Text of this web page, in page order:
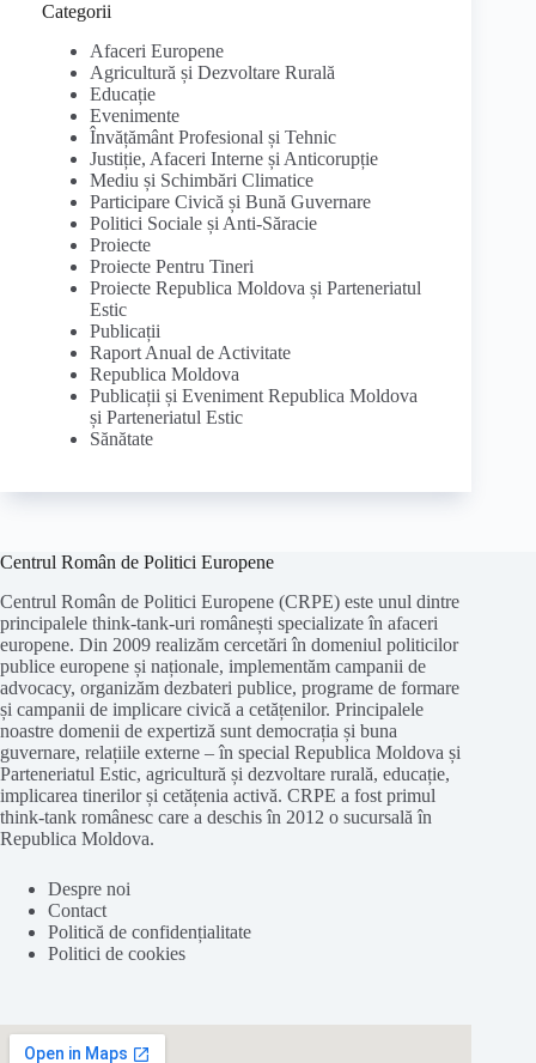
Categorii
Afaceri Europene
Agricultură și Dezvoltare Rurală
Educație
Evenimente
Învățământ Profesional și Tehnic
Justiție, Afaceri Interne și Anticorupție
Mediu și Schimbări Climatice
Participare Civică și Bună Guvernare
Politici Sociale și Anti-Săracie
Proiecte
Proiecte Pentru Tineri
Proiecte Republica Moldova și Parteneriatul
Estic
Publicații
Raport Anual de Activitate
Republica Moldova
Publicații și Eveniment Republica Moldova
și Parteneriatul Estic
Sănătate
Centrul Român de Politici Europene
Centrul Român de Politici Europene (CRPE) este unul dintre
principalele think-tank-uri românești specializate în afaceri
europene. Din 2009 realizăm cercetări în domeniul politicilor
publice europene și naționale, implementăm campanii de
advocacy, organizăm dezbateri publice, programe de formare
și campanii de implicare civică a cetățenilor. Principalele
noastre domenii de expertiză sunt democrația și buna
guvernare, relațiile externe – în special Republica Moldova și
Parteneriatul Estic, agricultură și dezvoltare rurală, educație,
implicarea tinerilor și cetățenia activă. CRPE a fost primul
think-tank românesc care a deschis în 2012 o sucursală în
Republica Moldova.
Despre noi
Contact
Politică de confidențialitate
Politici de cookies